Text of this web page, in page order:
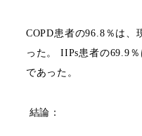
COPD患者の96.8 ％は、
った。 IIPs患者の69.9
であった。
結論：